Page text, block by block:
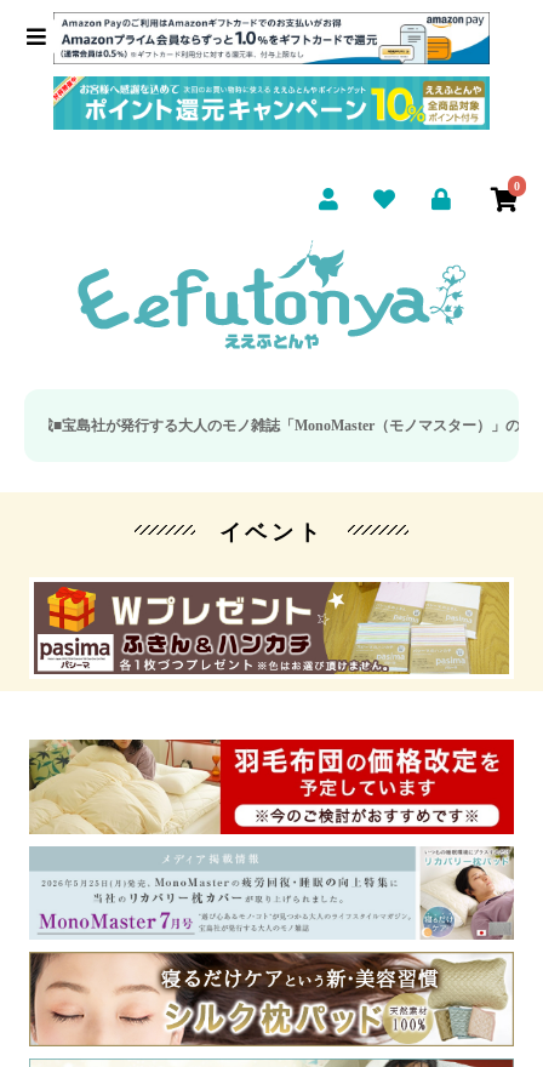
0
島社が発行する大人のモノ雑誌「MonoMaster（モノマスター）」の疲労回復・
イベント